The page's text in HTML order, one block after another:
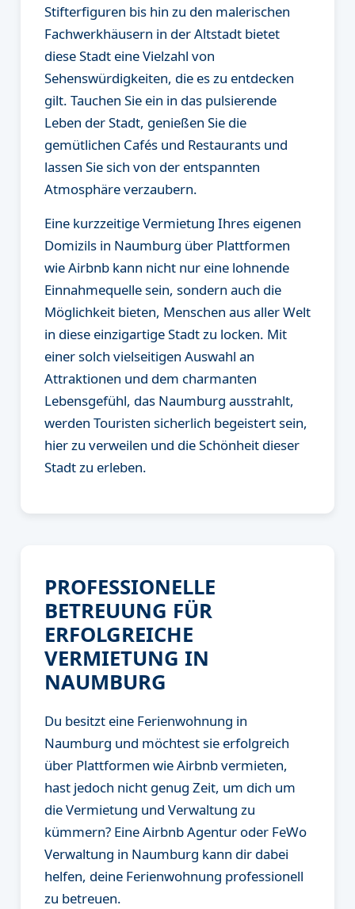
Stifterfiguren bis hin zu den malerischen
Fachwerkhäusern in der Altstadt bietet
diese Stadt eine Vielzahl von
Sehenswürdigkeiten, die es zu entdecken
gilt. Tauchen Sie ein in das pulsierende
Leben der Stadt, genießen Sie die
gemütlichen Cafés und Restaurants und
lassen Sie sich von der entspannten
Atmosphäre verzaubern.
Eine kurzzeitige Vermietung Ihres eigenen
Domizils in Naumburg über Plattformen
wie Airbnb kann nicht nur eine lohnende
Einnahmequelle sein, sondern auch die
Möglichkeit bieten, Menschen aus aller Welt
in diese einzigartige Stadt zu locken. Mit
einer solch vielseitigen Auswahl an
Attraktionen und dem charmanten
Lebensgefühl, das Naumburg ausstrahlt,
werden Touristen sicherlich begeistert sein,
hier zu verweilen und die Schönheit dieser
Stadt zu erleben.
PROFESSIONELLE
BETREUUNG FÜR
ERFOLGREICHE
VERMIETUNG IN
NAUMBURG
Du besitzt eine Ferienwohnung in
Naumburg und möchtest sie erfolgreich
über Plattformen wie Airbnb vermieten,
hast jedoch nicht genug Zeit, um dich um
die Vermietung und Verwaltung zu
kümmern? Eine Airbnb Agentur oder FeWo
Verwaltung in Naumburg kann dir dabei
helfen, deine Ferienwohnung professionell
zu betreuen.